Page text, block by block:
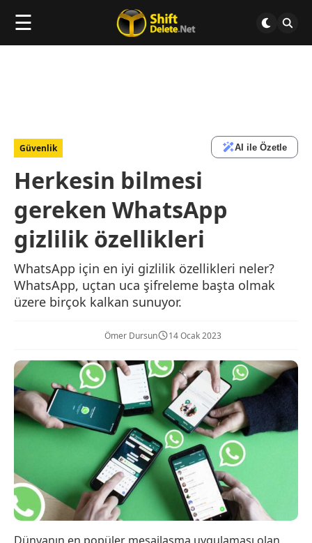
☰
Güvenlik AI ile Özetle
Herkesin bilmesi
gereken WhatsApp
gizlilik özellikleri
WhatsApp için en iyi gizlilik özellikleri neler?
WhatsApp, uçtan uca şifreleme başta olmak
üzere birçok kalkan sunuyor.
Ömer Dursun 14 Ocak 2023
Dünyanın en popüler mesajlaşma uygulaması olan